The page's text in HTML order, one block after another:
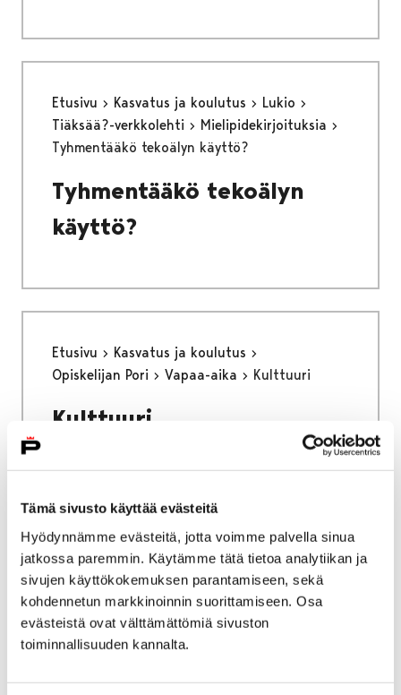
Tämä sivusto käyttää evästeitä
Hyödynnämme evästeitä, jotta voimme palvella sinua
jatkossa paremmin. Käytämme tätä tietoa analytiikan ja
sivujen käyttökokemuksen parantamiseen, sekä
kohdennetun markkinoinnin suorittamiseen. Osa
evästeistä ovat välttämättömiä sivuston
toiminnallisuuden kannalta.
Etusivu Kasvatus ja koulutus
Lukio
Tiäksää?-verkkolehti
Mielipidekirjoituksia
Tyhmentääkö tekoälyn käyttö?
Tyhmentääkö tekoälyn
käyttö?
Etusivu
Kasvatus ja koulutus
Opiskelijan Pori
Vapaa-aika Kulttuuri
Kulttuuri
Etusivu Kasvatus ja koulutus
Lukio
Porin lukio
Yhteistyö
Kehittämishankkeet
Päättyneet hankkeet
Priima
Katsaus kevääseen 2024
Katsaus kevääseen 2024